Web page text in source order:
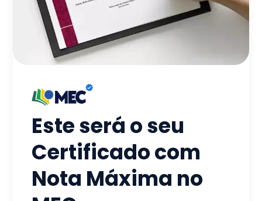
Este será o seu
Certificado com
Nota Máxima no